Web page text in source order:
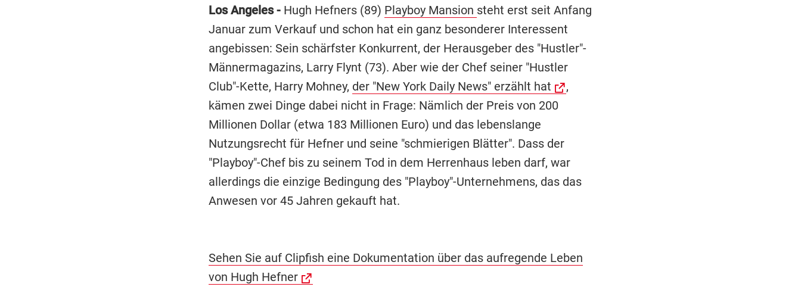
Los Angeles - Hugh Hefners (89) Playboy Mansion steht erst seit Anfang
Januar zum Verkauf und schon hat ein ganz besonderer Interessent
angebissen: Sein schärfster Konkurrent, der Herausgeber des "Hustler"-
Männermagazins, Larry Flynt (73). Aber wie der Chef seiner "Hustler
Club"-Kette, Harry Mohney, der "New York Daily News" erzählt hat
,
kämen zwei Dinge dabei nicht in Frage: Nämlich der Preis von 200
Millionen Dollar (etwa 183 Millionen Euro) und das lebenslange
Nutzungsrecht für Hefner und seine "schmierigen Blätter". Dass der
"Playboy"-Chef bis zu seinem Tod in dem Herrenhaus leben darf, war
allerdings die einzige Bedingung des "Playboy"-Unternehmens, das das
Anwesen vor 45 Jahren gekauft hat.
Sehen Sie auf Clipfish eine Dokumentation über das aufregende Leben
von Hugh Hefner